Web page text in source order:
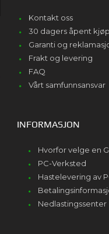
Kontakt oss
30 dagers åpent kjøp
Garanti og
Frakt og levering
FAQ
Vårt samfunnsansvar
INFORMASJON
Hvorfor velge en
PC-Verksted
Hastelevering av
Nedlastingssenter